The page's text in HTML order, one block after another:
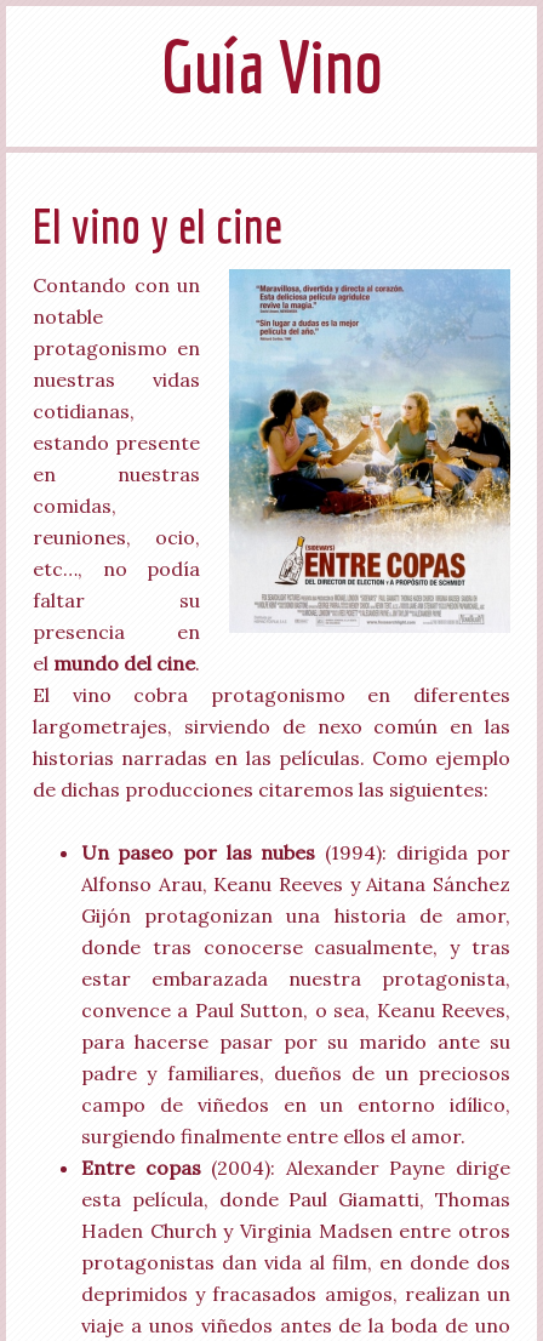
Guía Vino
El vino y el cine
Contando con un
notable
protagonismo en
nuestras vidas
cotidianas,
estando presente
en nuestras
comidas,
reuniones, ocio,
etc…, no podía
faltar su
presencia en
el mundo del cine.
El vino cobra protagonismo en diferentes
largometrajes, sirviendo de nexo común en las
historias narradas en las películas. Como ejemplo
de dichas producciones citaremos las siguientes:
Un paseo por las nubes (1994): dirigida por
Alfonso Arau, Keanu Reeves y Aitana Sánchez
Gijón protagonizan una historia de amor,
donde tras conocerse casualmente, y tras
estar embarazada nuestra protagonista,
convence a Paul Sutton, o sea, Keanu Reeves,
para hacerse pasar por su marido ante su
padre y familiares, dueños de un preciosos
campo de viñedos en un entorno idílico,
surgiendo finalmente entre ellos el amor.
Entre copas(2004): Alexander Payne dirige
esta película, donde Paul Giamatti, Thomas
Haden Church y Virginia Madsen entre otros
protagonistas dan vida al film, en donde dos
deprimidos y fracasados amigos, realizan un
viaje a unos viñedos antes de la boda de uno